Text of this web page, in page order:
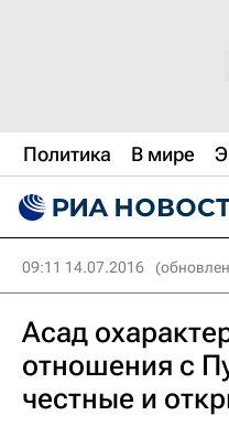
Политика В мире
09:11 14.07.2016
Асад
отношения с
честные и